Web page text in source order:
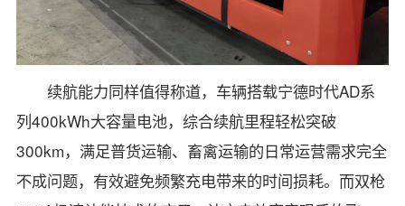
续航能力同样值得称道，车辆搭载宁德时代AD系
列400kWh大容量电池，综合续航里程轻松突破
300km，满足普货运输、畜禽运输的日常运营需求完全
不成问题，有效避免频繁充电带来的时间损耗。而双枪